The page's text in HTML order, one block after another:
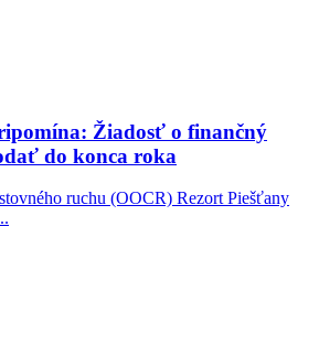
Žiadosť o finančný
do konca roka
ruchu (OOCR) Rezort Piešťany